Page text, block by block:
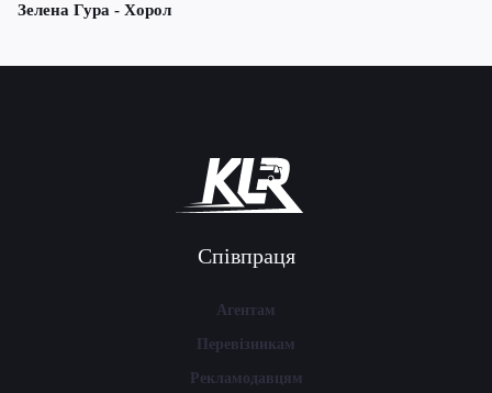
Зелена Гура - Хорол
Співпраця
Агентам
Перевізникам
Рекламодавцям